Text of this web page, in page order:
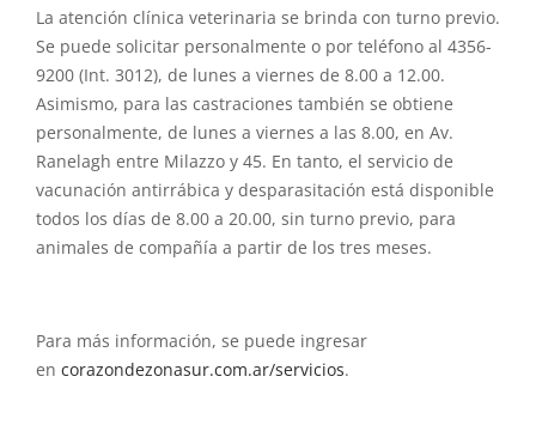
La atención clínica veterinaria se brinda con turno previo.
Se puede solicitar personalmente o por teléfono al 4356-
9200 (Int. 3012), de lunes a viernes de 8.00 a 12.00.
Asimismo, para las castraciones también se obtiene
personalmente, de lunes a viernes a las 8.00, en Av.
Ranelagh entre Milazzo y 45. En tanto, el servicio de
vacunación antirrábica y desparasitación está disponible
todos los días de 8.00 a 20.00, sin turno previo, para
animales de compañía a partir de los tres meses.
Para más información, se puede ingresar
en corazondezonasur.com.ar/servicios.